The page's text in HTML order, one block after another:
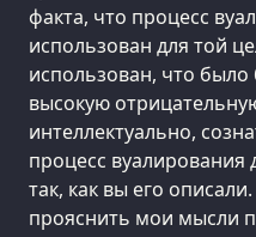
факта, что процесс
использован для той
использован, что
высокую
интеллектуально,
процесс
так, как вы его
прояснить мои мысли